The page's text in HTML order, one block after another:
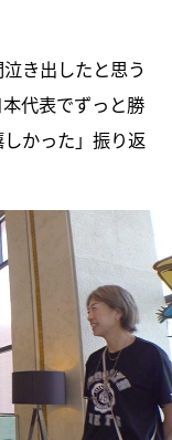
き出したと思う
代表でずっと勝
かった」振り返